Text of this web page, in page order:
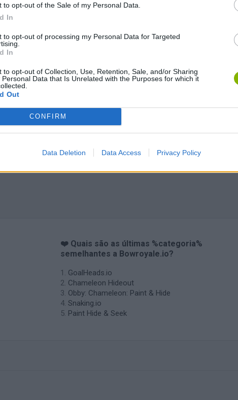
to opt-out of the Sale of my Personal Data.
In
to opt-out of processing my Personal Data for Targeted
In
to opt-out of Collection, Use, Retention, Sale, and/or Sharing
Personal Data that Is Unrelated with the Purposes for which it
Out
CONFIRM
Data Deletion Data Access Privacy Policy
Camo Troll Tower BikeBrainrots.io
❤️ Quais são as últimas %categoria%
semelhantes a Bowroyale.io?
GoalHeads.io
Chameleon Hideout
Obby: Chameleon: Paint & Hide
Snaking.io
Paint Hide & Seek